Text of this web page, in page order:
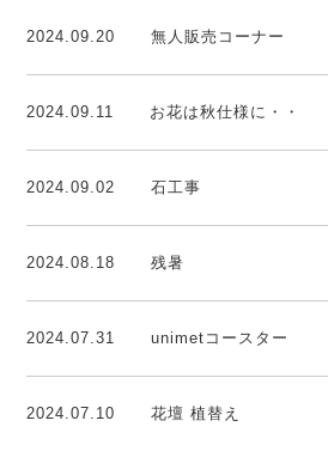
2024.09.20 無人販売コーナー
2024.09.11 お花は秋仕様に・・
2024.09.02 石工事
2024.08.18 残暑
2024.07.31 unimetコースター
2024.07.10 花壇 植替え